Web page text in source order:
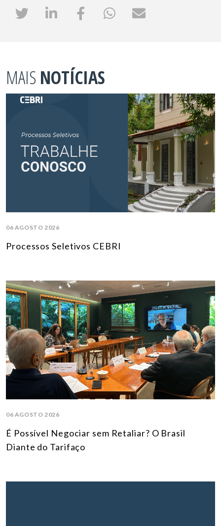
MAIS NOTÍCIAS
06 AGOSTO 2026
Processos Seletivos CEBRI
06 AGOSTO 2026
É Possível Negociar sem Retaliar? O Brasil
Diante do Tarifaço